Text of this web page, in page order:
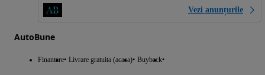
Vezi anunțurile
AutoBune
Finantare Livrare gratuita (acasa) Buyback